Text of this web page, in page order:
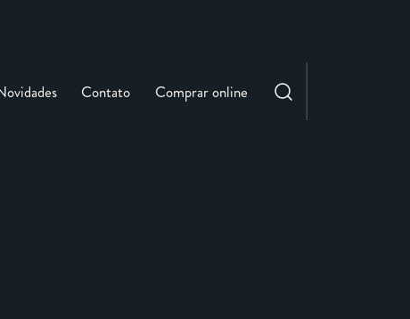
Contato Comprar online